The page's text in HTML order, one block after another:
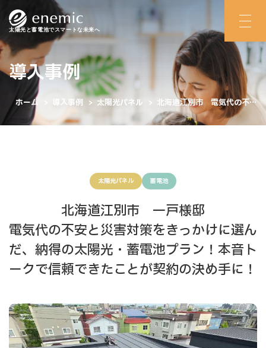
太陽光と蓄電池でスマートな未来へ
導入事例
ホーム 導入事例 > 太陽光パネル > 北海道江別市 電気代の不安
と災害対策をきっかけに選んだ、納得の太陽光・蓄電池プラン！本音ト
太陽光パネル 蓄電池
北海道江別市 一戸様邸
電気代の不安と災害対策をきっかけに選ん
だ、納得の太陽光・蓄電池プラン！本音ト
ークで信頼できたことが契約の決め手に！